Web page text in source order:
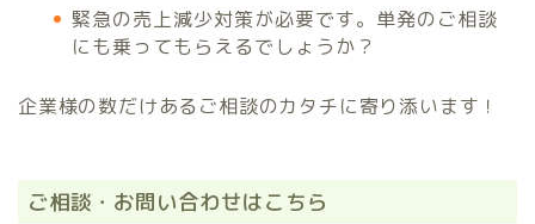
緊急の売上減少対策が必要です。単発のご相談
にも乗ってもらえるでしょうか？
企業様の数だけあるご相談のカタチに寄り添います！
ご相談・お問い合わせはこちら